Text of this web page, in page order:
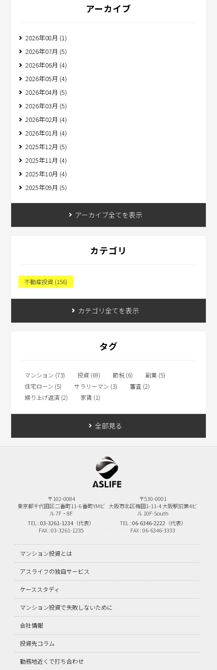
アーカイブ
2026年08月 (1)
2026年07月 (5)
2026年06月 (4)
2026年05月 (4)
2026年04月 (5)
2026年03月 (5)
2026年02月 (4)
2026年01月 (4)
2025年12月 (5)
2025年11月 (4)
2025年10月 (4)
2025年09月 (5)
アーカイブ全てを表示
カテゴリ
不動産投資 (156)
カテゴリ全てを表示
タグ
マンション (73) 投資 (69) 節税 (6)
副業 (5)
住宅ローン (5)
サラリーマン (3)
審査 (2)
繰り上げ返済 (2)
家賃 (1)
全部見る
〒102-0084
東京都千代田区二番町11-6番町YMビ
ル 7F・8F
TEL :03-3261-1234 （代表）
FAX : 03-3261-1235
〒530-0001
大阪市北区梅田1-11-4大阪駅前第4ビ
ル 10F-South
TEL :06-6346-2222 （代表）
FAX : 06-6346-3333
マンション投資とは
アスライフの独自サービス
ケーススタディ
マンション投資で失敗しないために
会社情報
投資先コラム
勤務地近くで打ち合わせ